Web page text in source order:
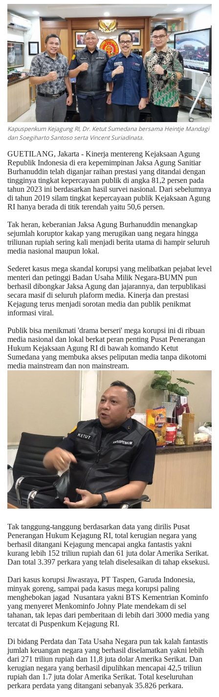
Keamanan
Kejahatan
Cybers Event
UMKM & Ekonomi Kreatif
Pekerja Migran Indonesia
Ekonomi
Pendidikan
Informasi Journalism
Kesehatan
Layanan Publik
Perempuan/Anak
Kapuspenkum Kejagung RI, Dr. Ketut Sumedana bersama Heintje Mandagi
dan Soegiharto Santoso serta Vincent Suriadinata.
GUETILANG, Jakarta - Kinerja mentereng Kejaksaan Agung
Republik Indonesia di era kepemimpinan Jaksa Agung Sanitiar
Burhanuddin telah diganjar raihan prestasi yang ditandai dengan
tingginya tingkat kepercayaan publik di angka 81,2 persen pada
tahun 2023 ini berdasarkan hasil survei nasional. Dari sebelumnya
di tahun 2019 silam tingkat kepercayaan publik Kejaksaan Agung
RI hanya berada di titik terendah yaitu 50,6 persen.
Tak heran, keberanian Jaksa Agung Burhanuddin menangkap
sejumlah koruptor kakap yang merugikan uang negara hingga
triliunan rupiah sering kali menjadi berita utama di hampir seluruh
media nasional maupun lokal.
Sederet kasus mega skandal korupsi yang melibatkan pejabat level
menteri dan petinggi Badan Usaha Milik Negara-BUMN pun
berhasil dibongkar Jaksa Agung dan jajarannya, dan terpublikasi
secara masif di seluruh plaform media. Kinerja dan prestasi
Kejagung terus menjadi sorotan media dan publik penikmat
informasi viral.
Publik bisa menikmati 'drama berseri' mega korupsi ini di ribuan
media nasional dan lokal berkat peran penting Pusat Penerangan
Hukum Kejaksaan Agung RI di bawah komando Ketut
Sumedana yang membuka akses peliputan media tanpa dikotomi
media mainstream dan non mainstream.
Tak tanggung-tanggung berdasarkan data yang dirilis Pusat
Penerangan Hukum Kejagung RI, total kerugian negara yang
berhasil ditangani Kejagung mencapai angka fantastis yakni
kurang lebih 152 triliun rupiah dan 61 juta dolar Amerika Serikat.
Dan total 3.397 perkara yang telah diselesaikan di tahap eksekusi.
Dari kasus korupsi Jiwasraya, PT Taspen, Garuda Indonesia,
minyak goreng, sampai pada kasus mega korupsi paling
menghebokan jagad Nusantara yakni BTS Kementrian Kominfo
yang menyeret Menkominfo Johny Plate mendekam di sel
tahanan, tak lepas dari pemberitaan di lebih dari 3000 media yang
tercatat di Puspenkum Kejagung RI.
Di bidang Perdata dan Tata Usaha Negara pun tak kalah fantastis
jumlah keuangan negara yang berhasil diselamatkan yakni lebih
dari 271 triliun rupiah dan 11,8 juta dolar Amerika Serikat. Dan
kerugian negara yang berhasil dipulihkan mencapai 42,5 triliun
rupiah dan 1.7 juta dolar Amerika Serikat. Total keseluruhan
perkara perdata yang ditangani sebanyak 35.826 perkara.